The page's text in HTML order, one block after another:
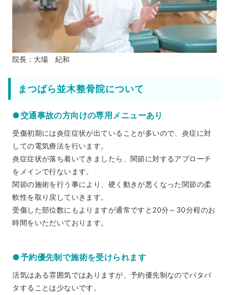
院長：大場 紀和
まつばら並木整骨院について
●交通事故の方向けの専用メニューあり
受傷初期には炎症症状が出ていることが多いので、炎症に対
しての電気療法を行います。
炎症症状が落ち着いてきましたら、関節に対するアプローチ
をメインで行ないます。
関節の施術を行う事により、硬く動きが悪くなった関節の柔
軟性を取り戻していきます。
受傷した部位数にもよりますが通常ですと20分～30分程のお
時間をいただいております。
●予約優先制で施術を受けられます
活気はある雰囲気ではありますが、予約優先制なのでバタバ
タすることは少ないです。